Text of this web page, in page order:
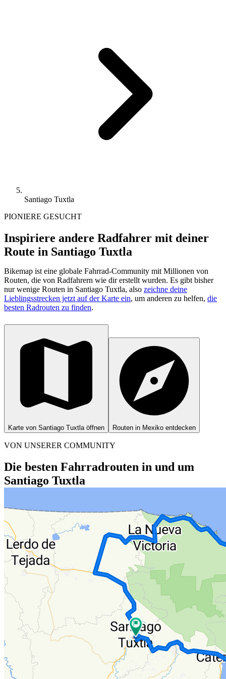
Santiago Tuxtla
PIONIERE GESUCHT
Inspiriere andere Radfahrer mit deiner
Route in Santiago Tuxtla
Bikemap ist eine globale Fahrrad-Community mit Millionen von
Routen, die von Radfahrern wie dir erstellt wurden. Es gibt bisher
nur wenige Routen in Santiago Tuxtla, also zeichne deine
Lieblingsstrecken jetzt auf der Karte ein, um anderen zu helfen, die
besten Radrouten zu finden.
Karte von Santiago Tuxtla öffnen Routen in Mexiko entdecken
VON UNSERER COMMUNITY
Die besten Fahrradrouten in und um
Santiago Tuxtla